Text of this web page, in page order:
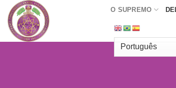
Skip
content
O SUPREMO